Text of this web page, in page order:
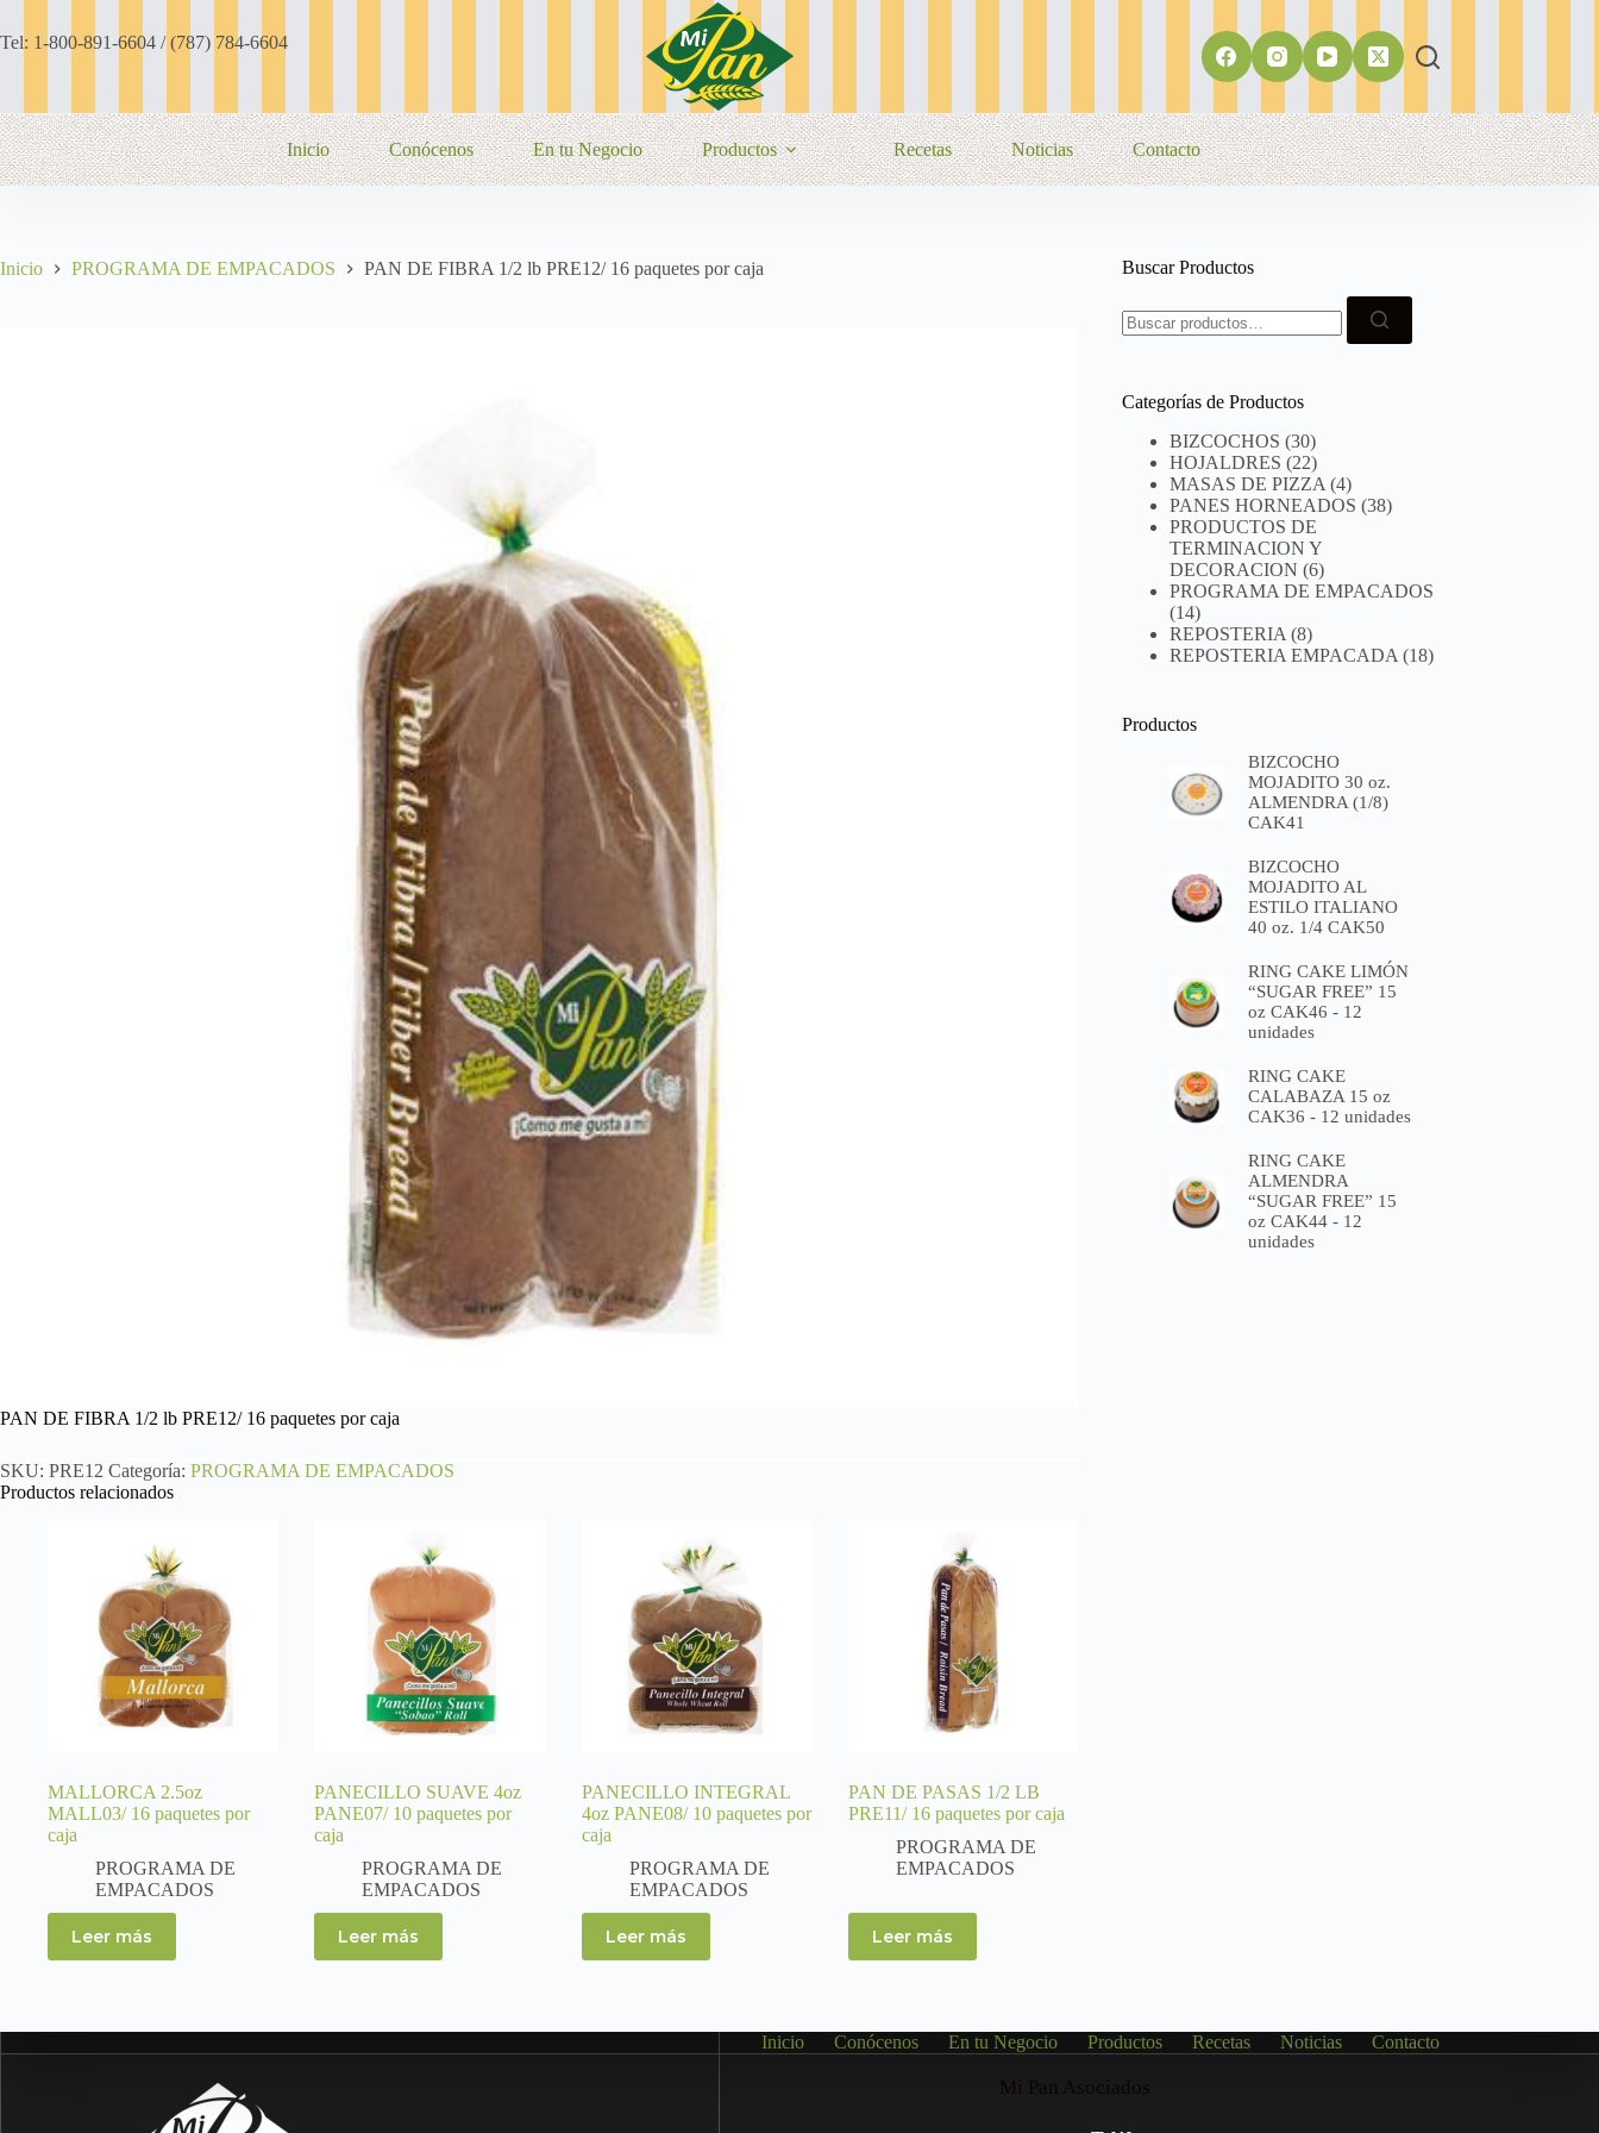
contenido
Tel: 1-800-891-6604 / (787) 784-6604
Inicio Conócenos En tu Negocio Productos Recetas Noticias Contacto
Inicio PROGRAMA DE EMPACADOS PAN DE FIBRA 1/2 lb PRE12/ 16 paquetes por caja
PAN DE FIBRA 1/2 lb PRE12/ 16 paquetes por caja
SKU: PRE12 Categoría: PROGRAMA DE EMPACADOS
Productos relacionados
MALLORCA 2.5oz
MALL03/ 16 paquetes por
caja
PROGRAMA DE
EMPACADOS
Leer más
PANECILLO SUAVE 4oz
PANE07/ 10 paquetes por
caja
PROGRAMA DE
EMPACADOS
Leer más
PANECILLO INTEGRAL
4oz PANE08/ 10 paquetes por
caja
PROGRAMA DE
EMPACADOS
Leer más
PAN DE PASAS 1/2 LB
PRE11/ 16 paquetes por caja
PROGRAMA DE
EMPACADOS
Leer más
Buscar Productos
Categorías de Productos
BIZCOCHOS (30)
HOJALDRES (22)
MASAS DE PIZZA (4)
PANES HORNEADOS (38)
PRODUCTOS DE
TERMINACION Y
DECORACION (6)
PROGRAMA DE EMPACADOS
(14)
REPOSTERIA (8)
REPOSTERIA EMPACADA (18)
Productos
BIZCOCHO
MOJADITO 30 oz.
ALMENDRA (1/8)
CAK41
BIZCOCHO
MOJADITO AL
ESTILO ITALIANO
40 oz. 1/4 CAK50
RING CAKE LIMÓN
“SUGAR FREE” 15
oz CAK46 - 12
unidades
RING CAKE
CALABAZA 15 oz
CAK36 - 12 unidades
RING CAKE
ALMENDRA
“SUGAR FREE” 15
oz CAK44 - 12
unidades
Inicio Conócenos En tu Negocio Productos Recetas Noticias Contacto
Mi Pan Asociados